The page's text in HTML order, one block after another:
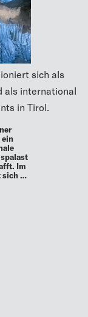
sich als
als international
in Tirol.
ein
Im
sich …